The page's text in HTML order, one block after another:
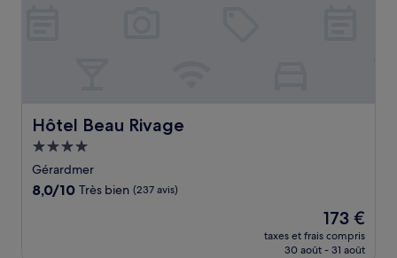
Hôtel Beau Rivage
Hôtel Beau Rivage
Hébergement
4.0 étoiles
Gérardmer
8.0
8,0/10 Très bien (237 avis)
Le
nouveau
prix
173 €
taxes et frais compris
30 août - 31 août